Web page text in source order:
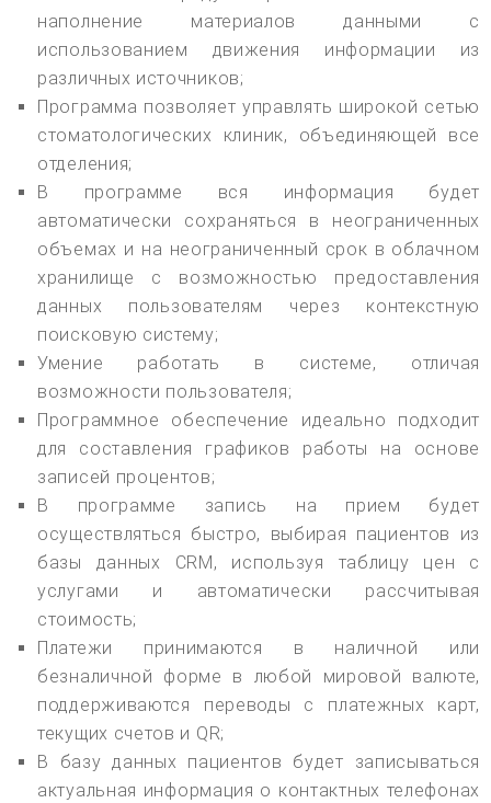
наполнение материалов данными с
использованием движения информации из
различных источников;
Программа позволяет управлять широкой сетью
стоматологических клиник, объединяющей все
отделения;
В программе вся информация будет
автоматически сохраняться в неограниченных
объемах и на неограниченный срок в облачном
хранилище с возможностью предоставления
данных пользователям через контекстную
поисковую систему;
Умение работать в системе, отличая
возможности пользователя;
Программное обеспечение идеально подходит
для составления графиков работы на основе
записей процентов;
В программе запись на прием будет
осуществляться быстро, выбирая пациентов из
базы данных CRM, используя таблицу цен с
услугами и автоматически рассчитывая
стоимость;
Платежи принимаются в наличной или
безналичной форме в любой мировой валюте,
поддерживаются переводы с платежных карт,
текущих счетов и QR;
В базу данных пациентов будет записываться
актуальная информация о контактных телефонах